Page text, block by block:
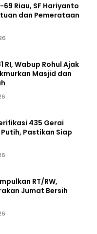
69 Riau, SF Hariyanto
dan Pemerataan
RI, Wabup Rohul Ajak
Masjid dan
435 Gerai
Pastikan Siap
RT/RW,
Jumat Bersih